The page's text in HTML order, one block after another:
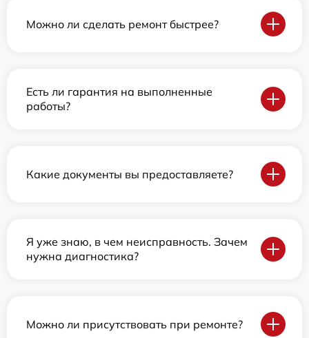
Можно ли сделать ремонт быстрее?
Есть ли гарантия на выполненные
работы?
Какие документы вы предоставляете?
Я уже знаю, в чем неисправность. Зачем
нужна диагностика?
Можно ли присутствовать при ремонте?